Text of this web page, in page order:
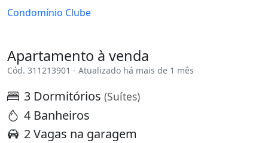
Condomínio Clube
Apartamento à venda
Cód. 311213901 - Atualizado há mais de 1 mês
3 Dormitórios (Suítes)
4 Banheiros
2 Vagas na garagem